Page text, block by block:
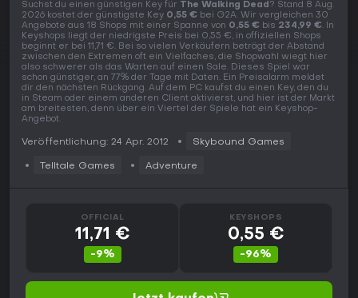
Suchst du einen günstigen Key für The Walking Dead? Stand 8 Aug.
2026 kostet der günstigste Key 0,55 € bei G2A. Wir vergleichen 30
Angebote aus 18 Shops mit einer Spanne von 0,55 € bis 234,99 €. In
Keyshops liegt der niedrigste Preis bei 0,55 €, in offiziellen Shops
beginnt er bei 11,71 €. Bei so vielen Verkäufern beträgt der Abstand
zwischen den Extremen oft ein Vielfaches, die Shopwahl wiegt hier
also schwerer als das Warten auf einen Sale. Dieses Spiel war
schon günstiger, an 77% der Tage mit Daten. Ein Preisalarm meldet
dir den nächsten Rückgang. Auf dem PC kaufst du einen Key, den du
in Steam oder einem anderen Client aktivierst, und hier ist der Markt
am breitesten, denn über ein Viertel der Spiele hat ein Keyshop-
Angebot.
Veröffentlichung: 24 Apr. 2012 Skybound Games
Telltale Games Adventure
OFFICIAL
11,71 €
-9%
KEYSHOPS
0,55 €
-96%